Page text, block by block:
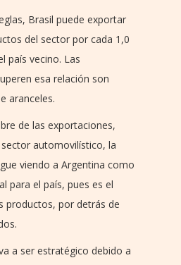
Brasil puede exportar
del sector por cada 1,0
país vecino. Las
esa relación son
aranceles.
de las exportaciones,
automovilístico, la
viendo a Argentina como
para el país, pues es el
productos, por detrás de
a ser estratégico debido a